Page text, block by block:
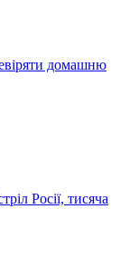
домашню
Росії, тисяча